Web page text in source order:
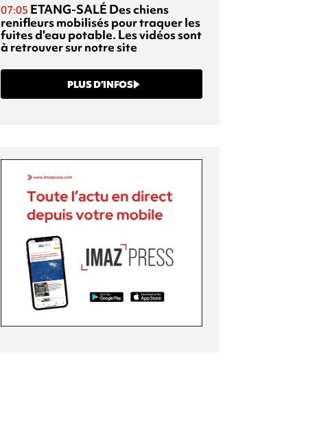
07:05 ETANG-SALÉ Des chiens
renifleurs mobilisés pour traquer les
fuites d'eau potable. Les vidéos sont
à retrouver sur notre site
PLUS D’INFOS